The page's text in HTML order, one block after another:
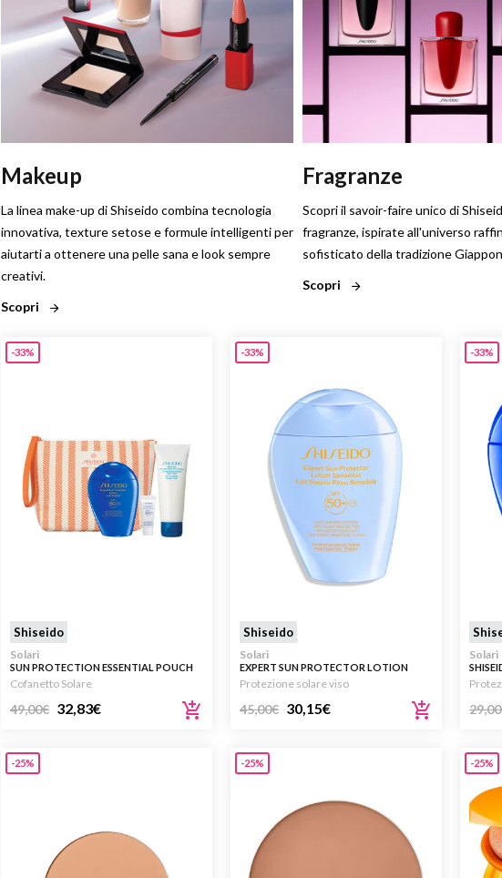
Makeup
La linea make-up di Shiseido combina tecnologia
innovativa, texture setose e formule intelligenti per
aiutarti a ottenere una pelle sana e look sempre
creativi.
Scopri
Fragranze
Scopri il savoir-faire unico di
fragranze, ispirate all'universo
sofisticato della tradizione
Scopri
-33%
Shiseido
Solari
SUN PROTECTION ESSENTIAL POUCH
SET 150ML + 5ML + 75ML
Cofanetto Solare
49,00€ 32,83€
-33%
Shiseido
Solari
EXPERT SUN PROTECTOR LOTION
SENSITIVE SPF50+ 150ML
Protezione solare viso
45,00€ 30,15€
-33%
Solari
29,00
-25% -25% -25%